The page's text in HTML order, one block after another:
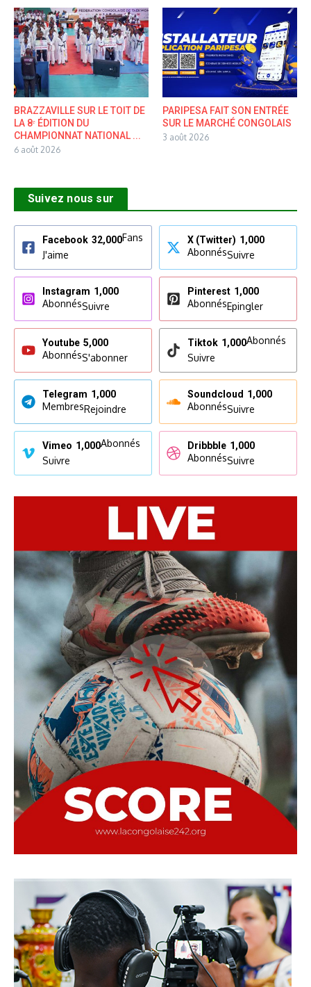
BRAZZAVILLE SUR LE TOIT DE
LA 8ᵉ ÉDITION DU
CHAMPIONNAT NATIONAL ...
6 août 2026
PARIPESA FAIT SON ENTRÉE
SUR LE MARCHÉ CONGOLAIS
3 août 2026
Suivez nous sur
Facebook 32,000Fans
J'aime
X (Twitter) 1,000
AbonnésSuivre
Instagram 1,000
AbonnésSuivre
Pinterest 1,000
AbonnésEpingler
Youtube 5,000
AbonnésS'abonner
Tiktok 1,000Abonnés
Suivre
Telegram 1,000
MembresRejoindre
Soundcloud 1,000
AbonnésSuivre
Vimeo 1,000Abonnés
Suivre
Dribbble 1,000
AbonnésSuivre